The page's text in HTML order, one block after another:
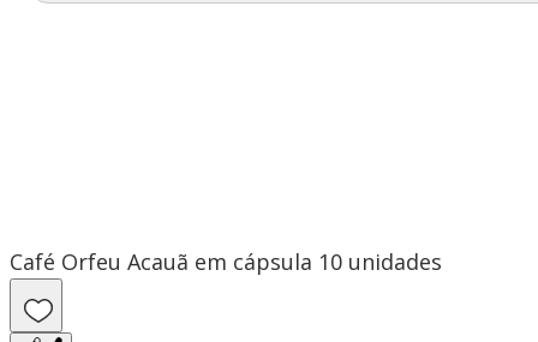
Café Orfeu Acauã em cápsula 10 unidades